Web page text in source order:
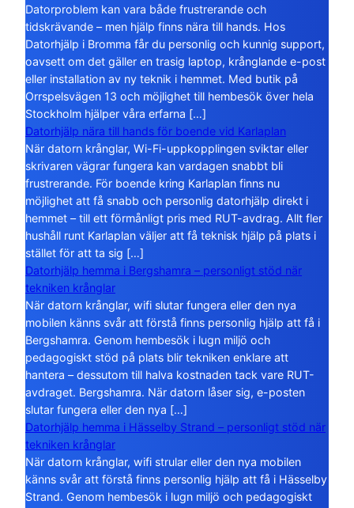
Datorproblem kan vara både frustrerande och
tidskrävande – men hjälp finns nära till hands. Hos
Datorhjälp i Bromma får du personlig och kunnig support,
oavsett om det gäller en trasig laptop, krånglande e-post
eller installation av ny teknik i hemmet. Med butik på
Orrspelsvägen 13 och möjlighet till hembesök över hela
Stockholm hjälper våra erfarna […]
Datorhjälp nära till hands för boende vid Karlaplan
När datorn krånglar, Wi-Fi-uppkopplingen sviktar eller
skrivaren vägrar fungera kan vardagen snabbt bli
frustrerande. För boende kring Karlaplan finns nu
möjlighet att få snabb och personlig datorhjälp direkt i
hemmet – till ett förmånligt pris med RUT-avdrag. Allt fler
hushåll runt Karlaplan väljer att få teknisk hjälp på plats i
stället för att ta sig […]
Datorhjälp hemma i Bergshamra – personligt stöd när
tekniken krånglar
När datorn krånglar, wifi slutar fungera eller den nya
mobilen känns svår att förstå finns personlig hjälp att få i
Bergshamra. Genom hembesök i lugn miljö och
pedagogiskt stöd på plats blir tekniken enklare att
hantera – dessutom till halva kostnaden tack vare RUT-
avdraget. Bergshamra. När datorn låser sig, e-posten
slutar fungera eller den nya […]
Datorhjälp hemma i Hässelby Strand – personligt stöd när
tekniken krånglar
När datorn krånglar, wifi strular eller den nya mobilen
känns svår att förstå finns personlig hjälp att få i Hässelby
Strand. Genom hembesök i lugn miljö och pedagogiskt